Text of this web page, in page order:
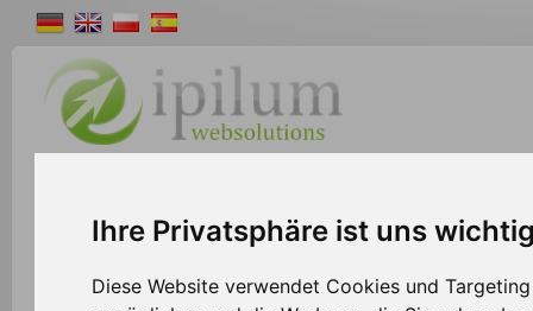
Ihre Privatsphäre ist uns
Diese Website verwendet Cookies und
>> Solutions